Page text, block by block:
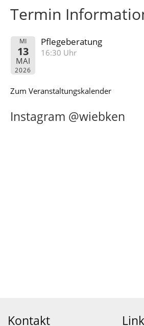
Termin
MI
13
MAI
2026
Pflegeberatung
16:30 Uhr
Zum Veranstaltungskalender
Instagram @wiebken
Kontakt